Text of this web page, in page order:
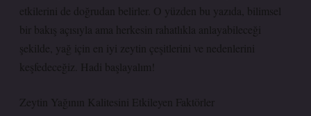
etkilerini de doğrudan belirler. O yüzden bu yazıda, bilimsel
bir bakış açısıyla ama herkesin rahatlıkla anlayabileceği
şekilde, yağ için en iyi zeytin çeşitlerini ve nedenlerini
keşfedeceğiz. Hadi başlayalım!
Zeytin Yağının Kalitesini Etkileyen Faktörler